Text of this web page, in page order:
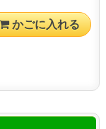
かごに入れる